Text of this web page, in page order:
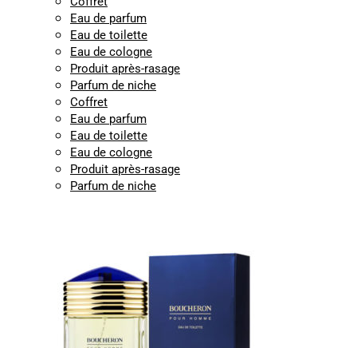
Eau de parfum
Eau de toilette
Eau de cologne
Produit après-rasage
Parfum de niche
Coffret
Eau de parfum
Eau de toilette
Eau de cologne
Produit après-rasage
Parfum de niche